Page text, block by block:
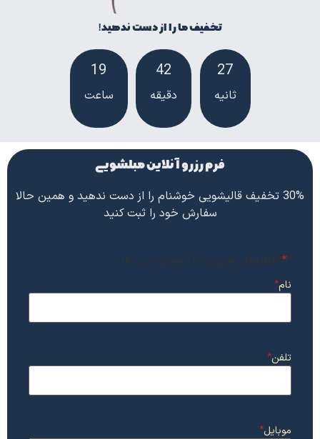
تخفیف ما را از دست ندهید!
19
ساعت‌
42
دقیقه
26
ثانیه
فرم رزرو آنلاین مبلشویی
30% تخفیف قالیشویی خوشنام را از دست ندهید و همین حالا
سفارش خود را ثبت کنید
"
*"فیلدهای ضروری را نشان می دهد
نام*
تلفن*
موبایل*